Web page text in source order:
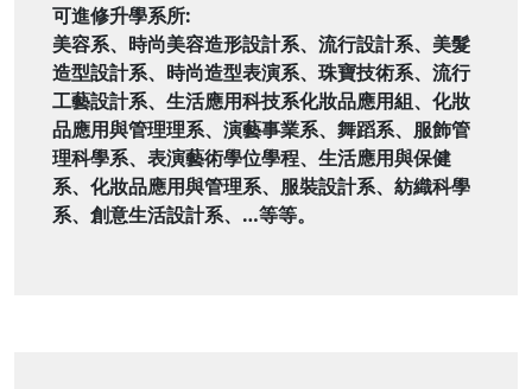
可進修升學系所:
美容系、時尚美容造形設計系、流行設計系、美髮
造型設計系、時尚造型表演系、珠寶技術系、流行
工藝設計系、生活應用科技系化妝品應用組、化妝
品應用與管理理系、演藝事業系、舞蹈系、服飾管
理科學系、表演藝術學位學程、生活應用與保健
系、化妝品應用與管理系、服裝設計系、紡織科學
系、創意生活設計系、…等等。